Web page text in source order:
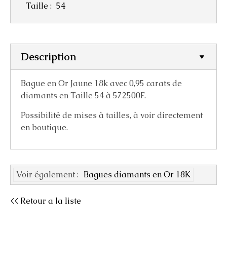
Taille : 54
Description
Bague en Or Jaune 18k avec 0,95 carats de
diamants en Taille 54 à 572500F.
Possibilité de mises à tailles, à voir directement
en boutique.
Voir également : Bagues diamants en Or 18K
<< Retour a la liste